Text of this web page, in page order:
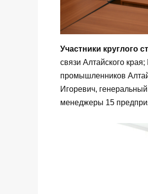
Участники круглого
связи Алтайского
промышленников
Игоревич,
менеджеры 15